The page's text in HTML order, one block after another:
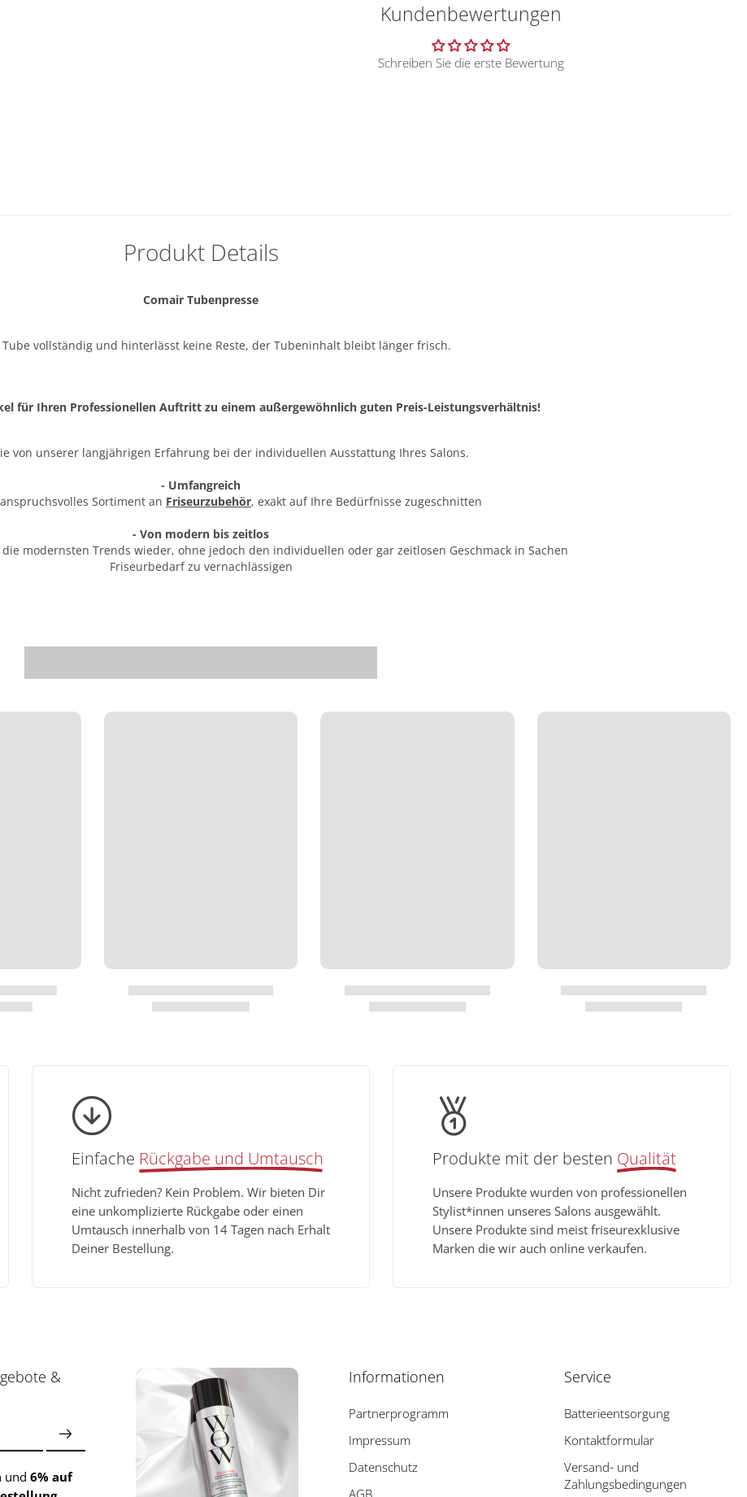
Kundenbewertungen
Schreiben Sie die erste Bewertung
Produkt Details
Comair Tubenpresse
Tube vollständig und hinterlässt keine Reste, der Tubeninhalt bleibt länger frisch.
für Ihren Professionellen Auftritt zu einem außergewöhnlich guten Preis-Leistungsverhältnis!
von unserer langjährigen Erfahrung bei der individuellen Ausstattung Ihres Salons.
- Umfangreich
Sortiment an Friseurzubehör, exakt auf Ihre Bedürfnisse zugeschnitten
- Von modern bis zeitlos
modernsten Trends wieder, ohne jedoch den individuellen oder gar zeitlosen Geschmack in Sachen
Friseurbedarf zu vernachlässigen
Einfache Rückgabe und Umtausch
Nicht zufrieden? Kein Problem. Wir bieten Dir
eine unkomplizierte Rückgabe oder einen
Umtausch innerhalb von 14 Tagen nach Erhalt
Deiner Bestellung.
Produkte mit der besten Qualität
Unsere Produkte wurden von professionellen
Stylist*innen unseres Salons ausgewählt.
Unsere Produkte sind meist friseurexklusive
Marken die wir auch online verkaufen.
&
und 6% auf
Informationen
Partnerprogramm
Impressum
Datenschutz
Service
Batterieentsorgung
Kontaktformular
Versand- und
Zahlungsbedingungen